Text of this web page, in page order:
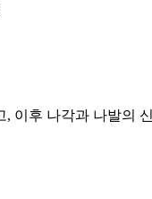
이후 나각과 나발의